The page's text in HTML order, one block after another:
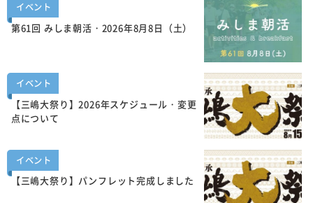
イベント
第61回 みしま朝活・2026年8月8日（土）
イベント
【三嶋大祭り】2026年スケジュール・変更
点について
イベント
【三嶋大祭り】パンフレット完成しました